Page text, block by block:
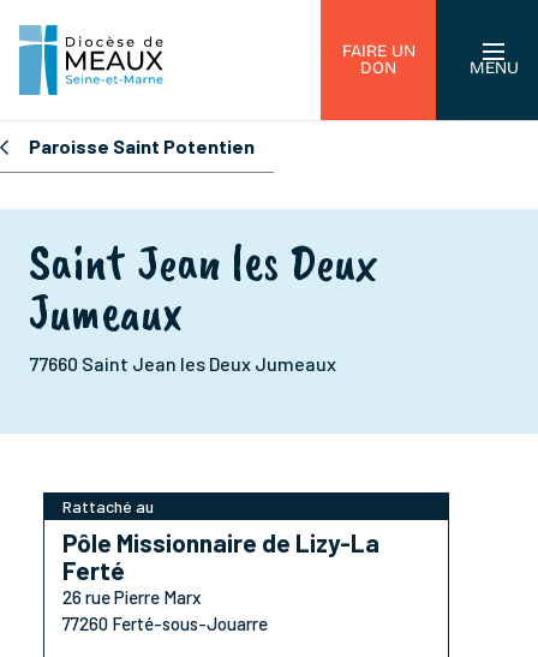
FAIRE UN
DON
MENU
Paroisse Saint Potentien
Saint Jean les Deux
Jumeaux
77660 Saint Jean les Deux Jumeaux
Rattaché au
Pôle Missionnaire de Lizy-La
Ferté
26 rue Pierre Marx
77260 Ferté-sous-Jouarre